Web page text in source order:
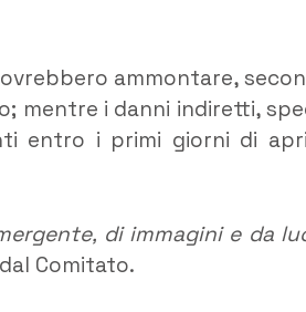
ammontare,
mentre i danni indiretti,
entro i primi giorni di
di immagini e da
Comitato.